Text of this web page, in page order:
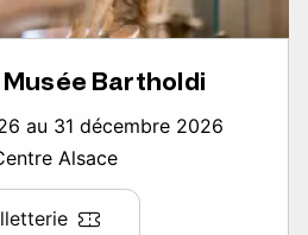
Bartholdi
au 31 décembre 2026
Alsace